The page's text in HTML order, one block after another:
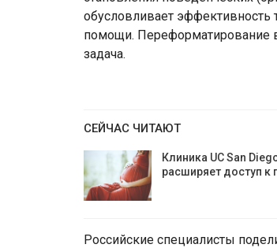
обусловливает эффективность
помощи. Переформатирование
задача.
СЕЙЧАС ЧИТАЮТ
Клиника UC San
расширяет доступ
Российские специалисты